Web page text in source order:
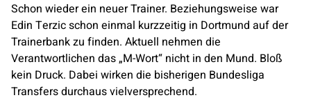
Schon wieder ein neuer Trainer. Beziehungsweise war
Edin Terzic schon einmal kurzzeitig in Dortmund auf der
Trainerbank zu finden. Aktuell nehmen die
Verantwortlichen das „M-Wort“ nicht in den Mund. Bloß
kein Druck. Dabei wirken die bisherigen Bundesliga
Transfers durchaus vielversprechend.